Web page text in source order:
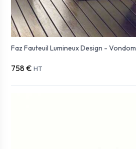
Faz Fauteuil Lumineux Design - Vondom
758 € HT